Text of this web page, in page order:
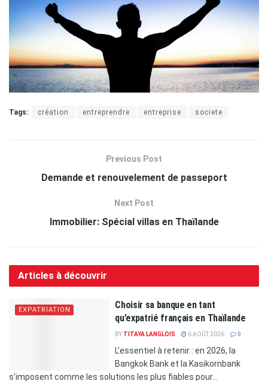
Tags: création entreprendre entreprise societe
Previous Post
Demande et renouvelement de passeport
Next Post
Immobilier: Spécial villas en Thaïlande
Articles à découvrir
EXPATRIATION
Choisir sa banque en tant
qu’expatrié français en Thaïlande
BY TITAYA LANGLOIS 6 AOÛT 2026 0
L'essentiel à retenir : en 2026, la
Bangkok Bank et la Kasikornbank
s'imposent comme les solutions les plus fiables pour...